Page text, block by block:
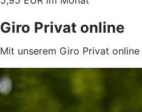
Giro Privat online
Mit unserem Giro Privat